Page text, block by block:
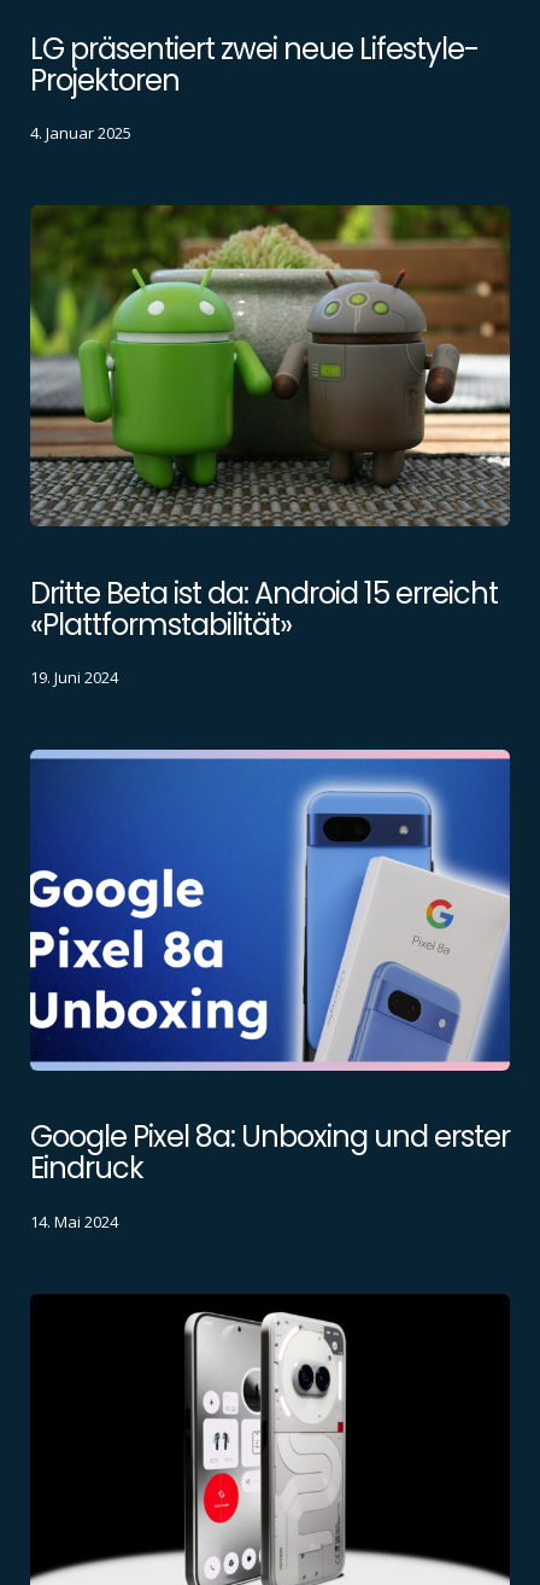
LG präsentiert zwei neue Lifestyle-
Projektoren
4. Januar 2025
Dritte Beta ist da: Android 15 erreicht
«Plattformstabilität»
19. Juni 2024
Google Pixel 8a: Unboxing und erster
Eindruck
14. Mai 2024